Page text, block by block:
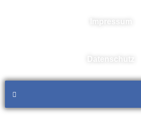
Impressum
Datenschutz